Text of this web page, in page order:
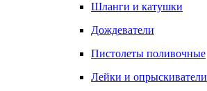
Шланги и катушки
Дождеватели
Пистолеты поливочные
Лейки и опрыскиватели